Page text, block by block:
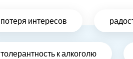
потеря интересов
толерантность к алкоголю